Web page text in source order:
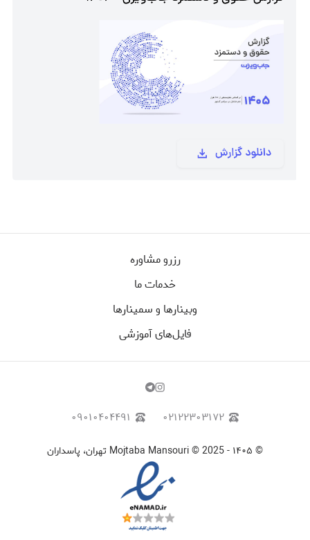
رزرو مشاوره
خدمات ما
وبینارها و سمینارها
فایل‌های آموزشی
۰۲۱۲۲۳۰۳۱۷۲ ۰۹۰۱۰۴۰۴۴۹۱
© ۱۴۰۵ -Mojtaba Mansouri © 2025 تهران، پاسداران